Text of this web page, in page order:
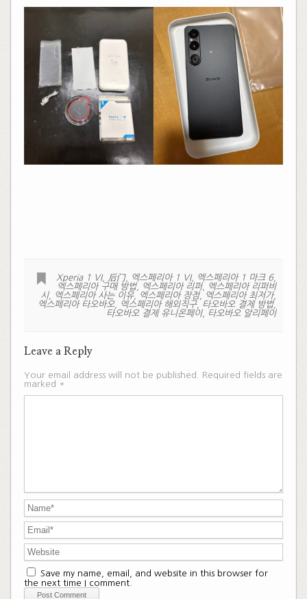
Xperia 1 VI, 后门, 엑스페리아 1 VI, 엑스페리아 1 마크 6,
엑스페리아 구매 방법, 엑스페리아 리퍼,
엑스페리아 리퍼비
시, 엑스페리아 사는 이유, 엑스페리아 장점, 엑스페리아 최저가,
엑스페리아 타오바오
엑스페리아 해외직구, 타오바오 결제 방법,
타오바오 결제 유니온페이, 타오바오 알리페이
Leave a Reply
Your email address will not be published.
Required fields are
marked
*
Save my name, email, and website in this browser for
the next time I comment.